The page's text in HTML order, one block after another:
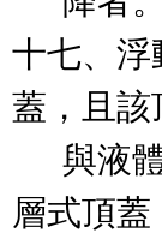
十七、浮
蓋，且該
與液體
層式頂蓋